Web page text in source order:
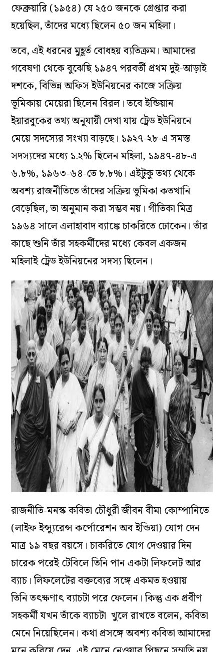
ফেব্রুয়ারি (১৯৫৪) যে ২৫০ জনকে গ্রেপ্তার করা
হয়েছিল, তাঁদের মধ্যে ছিলেন ৫০ জন মহিলা।
তবে, এই ধরনের মুহূর্ত বোধহয় ব্যতিক্রম। আমাদের
গবেষণা থেকে বুঝেছি ১৯৪৭ পরবর্তী প্রথম দুই-আড়াই
দশকে, বিভিন্ন অফিস ইউনিয়নেরকাজে সক্রিয়
ভূমিকায়মেয়েরা ছিলেনবিরল। তবে ইন্ডিয়ান
ইয়ারবুকের তথ্য অনুযায়ী দেখা যায় ট্রেড ইউনিয়নে
মেয়ে সদস্যের সংখ্যা বাড়ছে। ১৯২৭-২৮-এ সমস্ত
সদস্যদের মধ্যে ১.২% ছিলেন মহিলা, ১৯৪৭-৪৮-এ
৬.৮%, ১৯৬৩-৬৪-তে ৮.৮%। এইটুকু তথ্য থেকে
অবশ্য রাজনীতিতে তাঁদের সক্রিয় ভূমিকা কতখানি
বেড়েছিল, তা অনুমান করা সম্ভব নয়। গীতিকা মিত্র
১৯৬৪ সালে এলাহাবাদ ব্যাঙ্কে চাকরিতে ঢোকেন। তাঁর
কাছে শুনি তাঁর সহকর্মীদের মধ্যে কেবল একজন
মহিলাই ট্রেড ইউনিয়নের সদস্য ছিলেন।
রাজনীতি-মনস্ক কবিতা চৌধুরীজীবন বীমা কোম্পানিতে
(লাইফ ইন্স্যুরেন্স কর্পোরেশন অব ইন্ডিয়া) যোগ দেন
মাত্র ১৯ বছর বয়সে। চাকরিতে যোগ দেওয়ার দিন
চারেক পরেই টেবিলেতিনিপান একটা লিফলেট আর
ব্যাচ। লিফলেটের বক্তব্যের সঙ্গে একমত হওয়ায়
তিনিতৎক্ষণাৎ ব্যাচটা পরে ফেলেন। কিন্তুএকপ্রবীণ
সহকর্মীযখন তাঁকে ব্যাচটা খুলে রাখতেবলেন, কবিতা
মেনে নিয়েছিলেন। কথা প্রসঙ্গে অবশ্য কবিতা আমাদের